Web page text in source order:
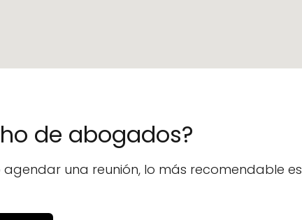
de abogados?
una reunión, lo más recomendable es